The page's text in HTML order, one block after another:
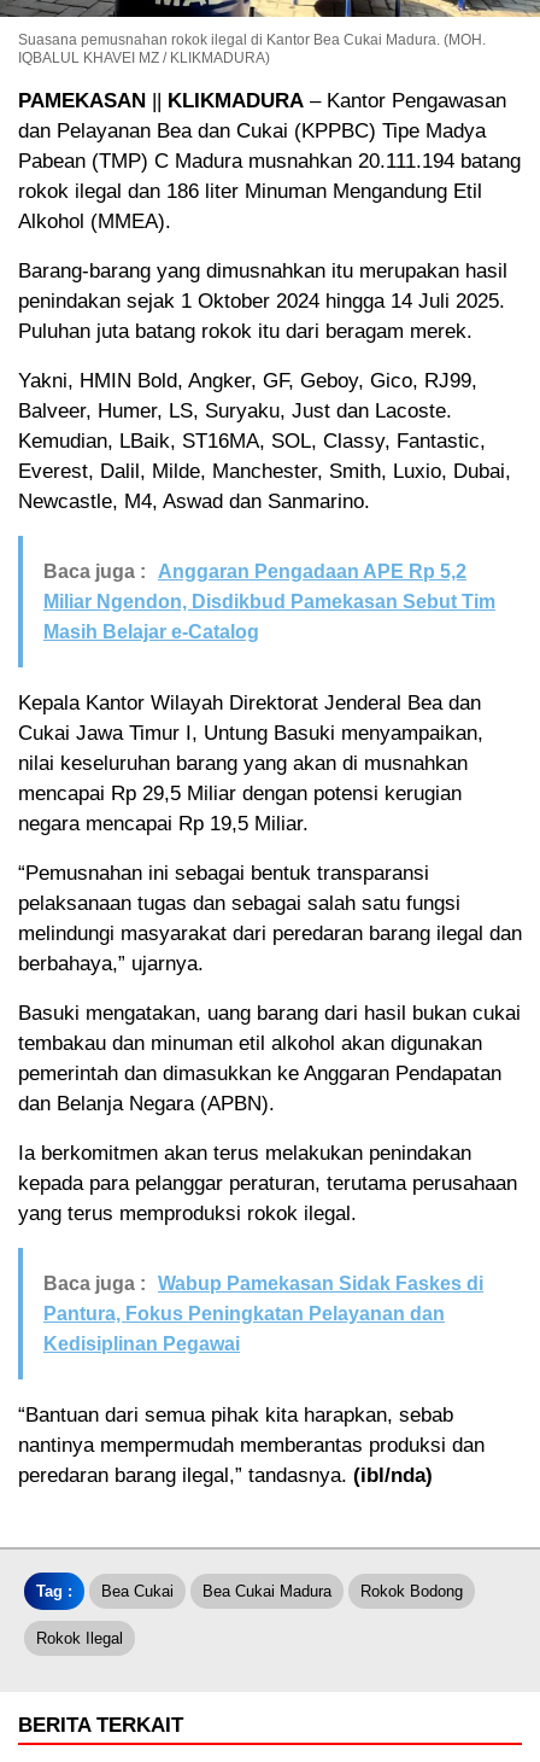
Suasana pemusnahan rokok ilegal di Kantor Bea Cukai Madura. (MOH.
IQBALUL KHAVEI MZ / KLIKMADURA)
PAMEKASAN || KLIKMADURA – Kantor Pengawasan
dan Pelayanan Bea dan Cukai (KPPBC) Tipe Madya
Pabean (TMP) C Madura musnahkan 20.111.194 batang
rokok ilegal dan 186 liter Minuman Mengandung Etil
Alkohol (MMEA).
Barang-barang yang dimusnahkan itu merupakan hasil
penindakan sejak 1 Oktober 2024 hingga 14 Juli 2025.
Puluhan juta batang rokok itu dari beragam merek.
Yakni, HMIN Bold, Angker, GF, Geboy, Gico, RJ99,
Balveer, Humer, LS, Suryaku, Just dan Lacoste.
Kemudian, LBaik, ST16MA, SOL, Classy, Fantastic,
Everest, Dalil, Milde, Manchester, Smith, Luxio, Dubai,
Newcastle, M4, Aswad dan Sanmarino.
Baca juga :
Anggaran Pengadaan APE Rp 5,2
Miliar Ngendon, Disdikbud Pamekasan Sebut Tim
Masih Belajar e-Catalog
Kepala Kantor Wilayah Direktorat Jenderal Bea dan
Cukai Jawa Timur I, Untung Basuki menyampaikan,
nilai keseluruhan barang yang akan di musnahkan
mencapai Rp 29,5 Miliar dengan potensi kerugian
negara mencapai Rp 19,5 Miliar.
“Pemusnahan ini sebagai bentuk transparansi
pelaksanaan tugas dan sebagai salah satu fungsi
melindungi masyarakat dari peredaran barang ilegal dan
berbahaya,” ujarnya.
Basuki mengatakan, uang barang dari hasil bukan cukai
tembakau dan minuman etil alkohol akan digunakan
pemerintah dan dimasukkan ke Anggaran Pendapatan
dan Belanja Negara (APBN).
Ia berkomitmen akan terus melakukan penindakan
kepada para pelanggar peraturan, terutama perusahaan
yang terus memproduksi rokok ilegal.
Baca juga :
Wabup Pamekasan Sidak Faskes di
Pantura, Fokus Peningkatan Pelayanan dan
Kedisiplinan Pegawai
“Bantuan dari semua pihak kita harapkan, sebab
nantinya mempermudah memberantas produksi dan
peredaran barang ilegal,” tandasnya. (ibl/nda)
Tag : Bea Cukai Bea Cukai Madura Rokok Bodong
Rokok Ilegal
BERITA TERKAIT